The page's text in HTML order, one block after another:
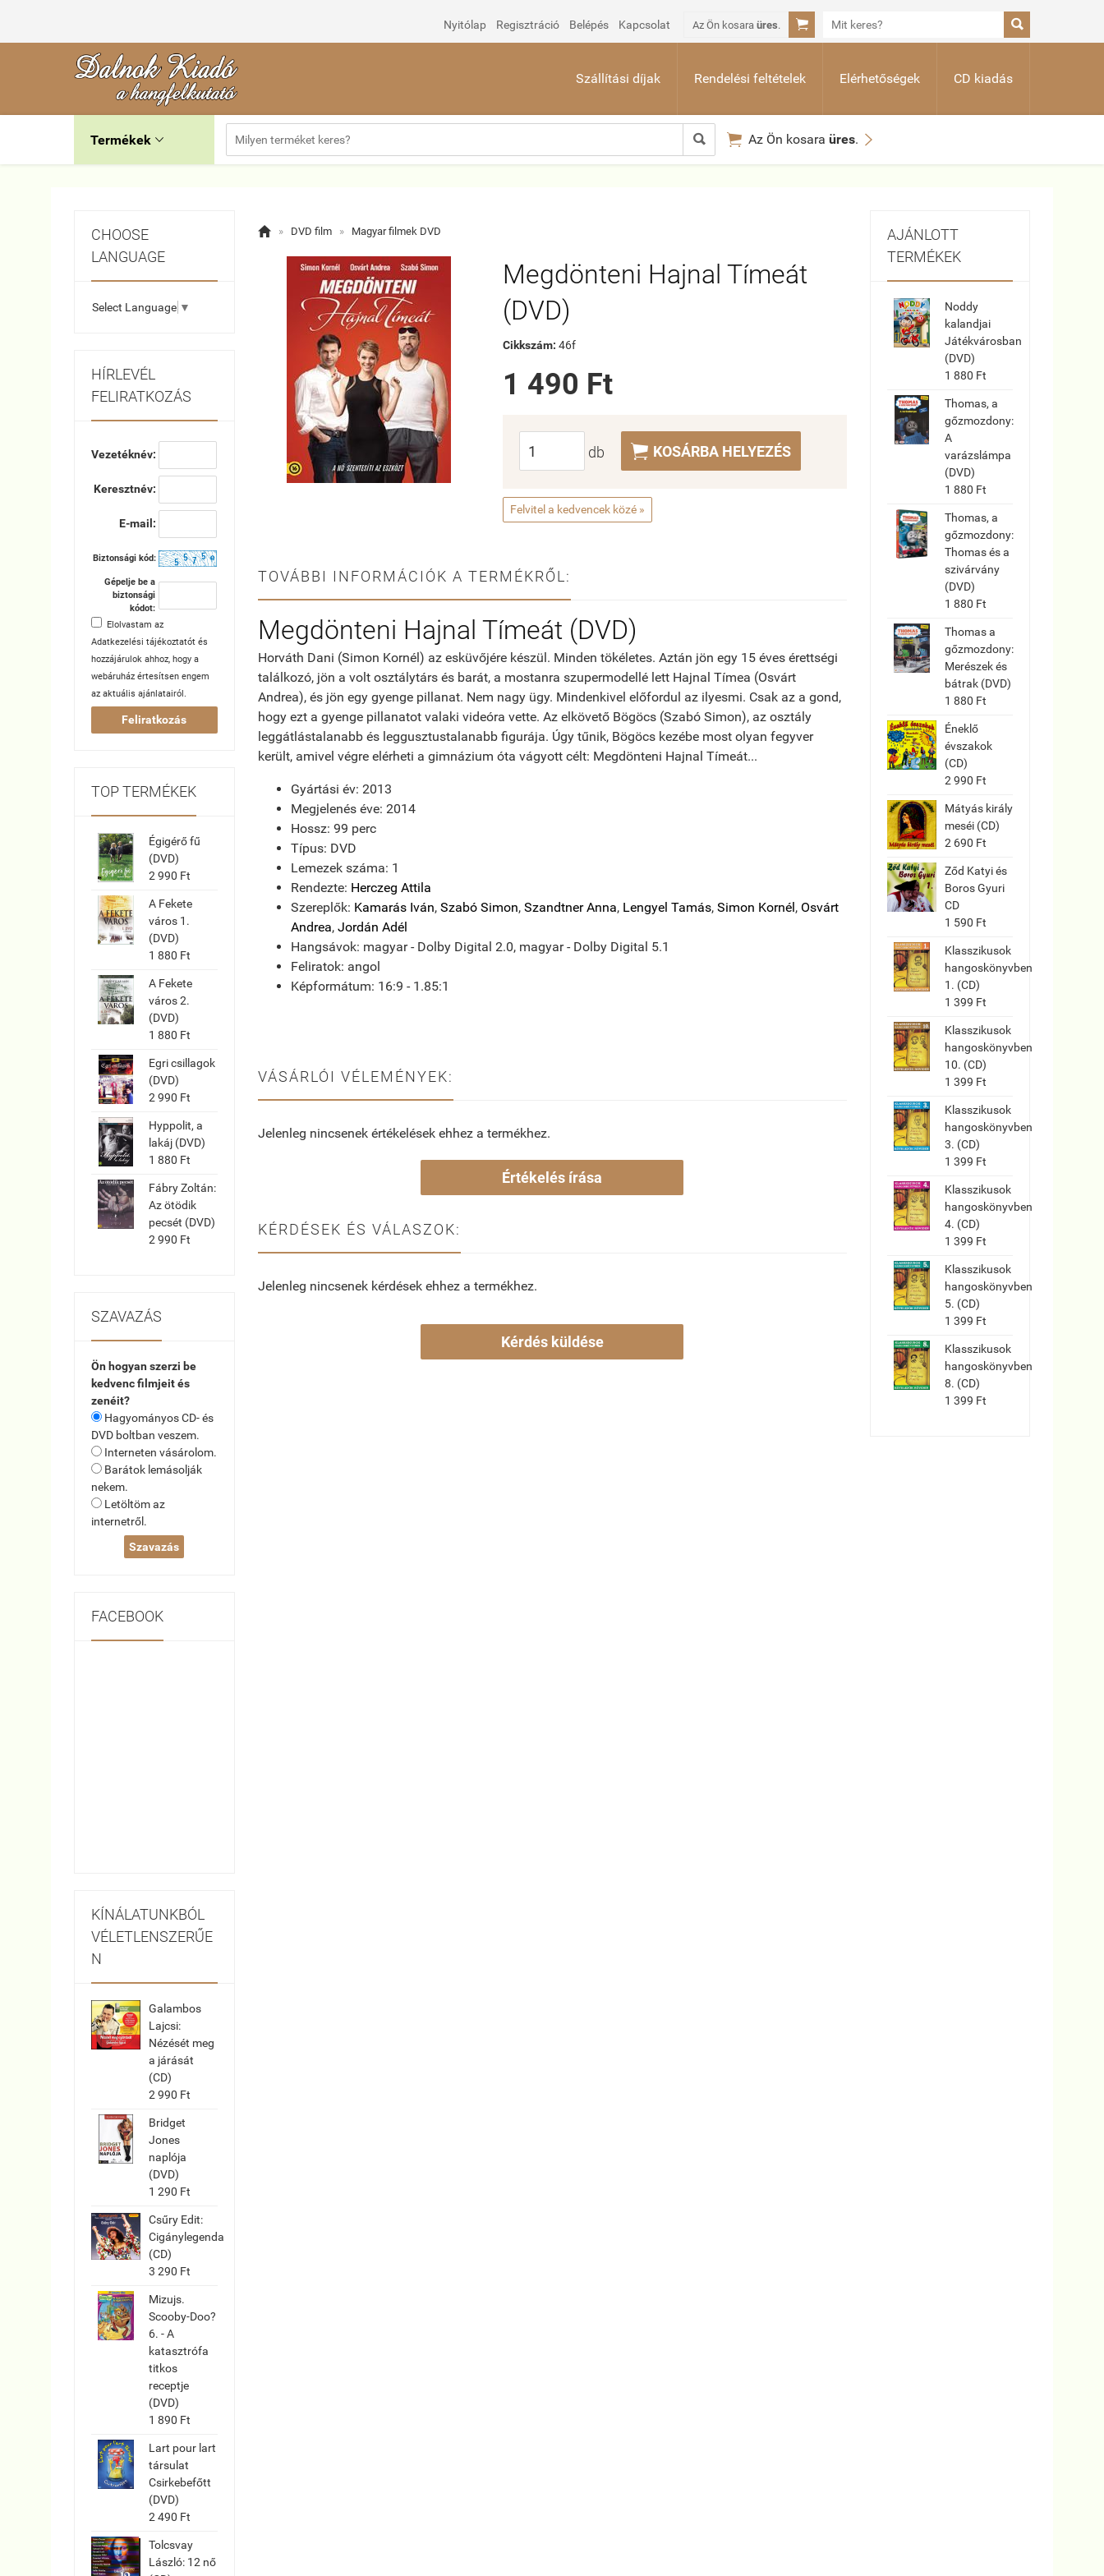
Nyitólap Regisztráció Belépés Kapcsolat Az Ön kosara üres.  
Szállítási díjak Rendelési feltételek Elérhetőségek CD kiadás
Termékek    Az Ön kosara üres. 
CHOOSE
LANGUAGE
Select Language ▼
HÍRLEVÉL
FELIRATKOZÁS
Vezetéknév:
Keresztnév:
E-mail:
Biztonsági kód:
Gépelje be a
biztonsági
kódot:
Elolvastam az
Adatkezelési tájékoztatót és
hozzájárulok ahhoz, hogy a
webáruház értesítsen engem
az aktuális ajánlatairól.
Feliratkozás
TOP TERMÉKEK
Égigérő fű
(DVD)
2 990 Ft
A Fekete
város 1.
(DVD)
1 880 Ft
A Fekete
város 2.
(DVD)
1 880 Ft
Egri csillagok
(DVD)
2 990 Ft
Hyppolit, a
lakáj (DVD)
1 880 Ft
Fábry Zoltán:
Az ötödik
pecsét (DVD)
2 990 Ft
SZAVAZÁS
Ön hogyan szerzi be
kedvenc filmjeit és
zenéit?
Hagyományos CD- és
DVD boltban veszem.
Interneten vásárolom.
Barátok lemásolják
nekem.
Letöltöm az
internetről.
FACEBOOK
KÍNÁLATUNKBÓL
VÉLETLENSZERŰE
N
Galambos
Lajcsi:
Nézését meg
a járását
(CD)
2 990 Ft
Bridget
Jones
naplója
(DVD)
1 290 Ft
Csűry Edit:
Cigánylegenda
(CD)
3 290 Ft
Mizujs.
Scooby-Doo?
6. - A
katasztrófa
titkos
receptje
(DVD)
1 890 Ft
Lart pour lart
társulat
Csirkebefőtt
(DVD)
2 490 Ft
Tolcsvay
László: 12 nő
 » DVD film » Magyar filmek DVD
Megdönteni Hajnal Tímeát
(DVD)
Cikkszám: 46f
1 490 Ft
db  KOSÁRBA HELYEZÉS
Felvitel a kedvencek közé »
TOVÁBBI INFORMÁCIÓK A TERMÉKRŐL:
Megdönteni Hajnal Tímeát (DVD)
Horváth Dani (Simon Kornél) az esküvőjére készül. Minden tökéletes. Aztán jön egy 15 éves érettségi
találkozó, jön a volt osztálytárs és barát, a mostanra szupermodellé lett Hajnal Tímea (Osvárt
Andrea), és jön egy gyenge pillanat. Nem nagy ügy. Mindenkivel előfordul az ilyesmi. Csak az a gond,
hogy ezt a gyenge pillanatot valaki videóra vette. Az elkövető Bögöcs (Szabó Simon), az osztály
leggátlástalanabb és leggusztustalanabb figurája. Úgy tűnik, Bögöcs kezébe most olyan fegyver
került, amivel végre elérheti a gimnázium óta vágyott célt: Megdönteni Hajnal Tímeát...
Gyártási év: 2013
Megjelenés éve: 2014
Hossz: 99 perc
Típus: DVD
Lemezek száma: 1
Rendezte: Herczeg Attila
Szereplők: Kamarás Iván, Szabó Simon, Szandtner Anna, Lengyel Tamás, Simon Kornél, Osvárt
Andrea, Jordán Adél
Hangsávok: magyar - Dolby Digital 2.0, magyar - Dolby Digital 5.1
Feliratok: angol
Képformátum: 16:9 - 1.85:1
VÁSÁRLÓI VÉLEMÉNYEK:
Jelenleg nincsenek értékelések ehhez a termékhez.
Értékelés írása
KÉRDÉSEK ÉS VÁLASZOK:
Jelenleg nincsenek kérdések ehhez a termékhez.
Kérdés küldése
AJÁNLOTT
TERMÉKEK
Noddy
kalandjai
Játékvárosban
(DVD)
1 880 Ft
Thomas, a
gőzmozdony:
A
varázslámpa
(DVD)
1 880 Ft
Thomas, a
gőzmozdony:
Thomas és a
szivárvány
(DVD)
1 880 Ft
Thomas a
gőzmozdony:
Merészek és
bátrak (DVD)
1 880 Ft
Éneklő
évszakok
(CD)
2 990 Ft
Mátyás király
meséi (CD)
2 690 Ft
Ződ Katyi és
Boros Gyuri
CD
1 590 Ft
Klasszikusok
hangoskönyvben
1. (CD)
1 399 Ft
Klasszikusok
hangoskönyvben
10. (CD)
1 399 Ft
Klasszikusok
hangoskönyvben
3. (CD)
1 399 Ft
Klasszikusok
hangoskönyvben
4. (CD)
1 399 Ft
Klasszikusok
hangoskönyvben
5. (CD)
1 399 Ft
Klasszikusok
hangoskönyvben
8. (CD)
1 399 Ft